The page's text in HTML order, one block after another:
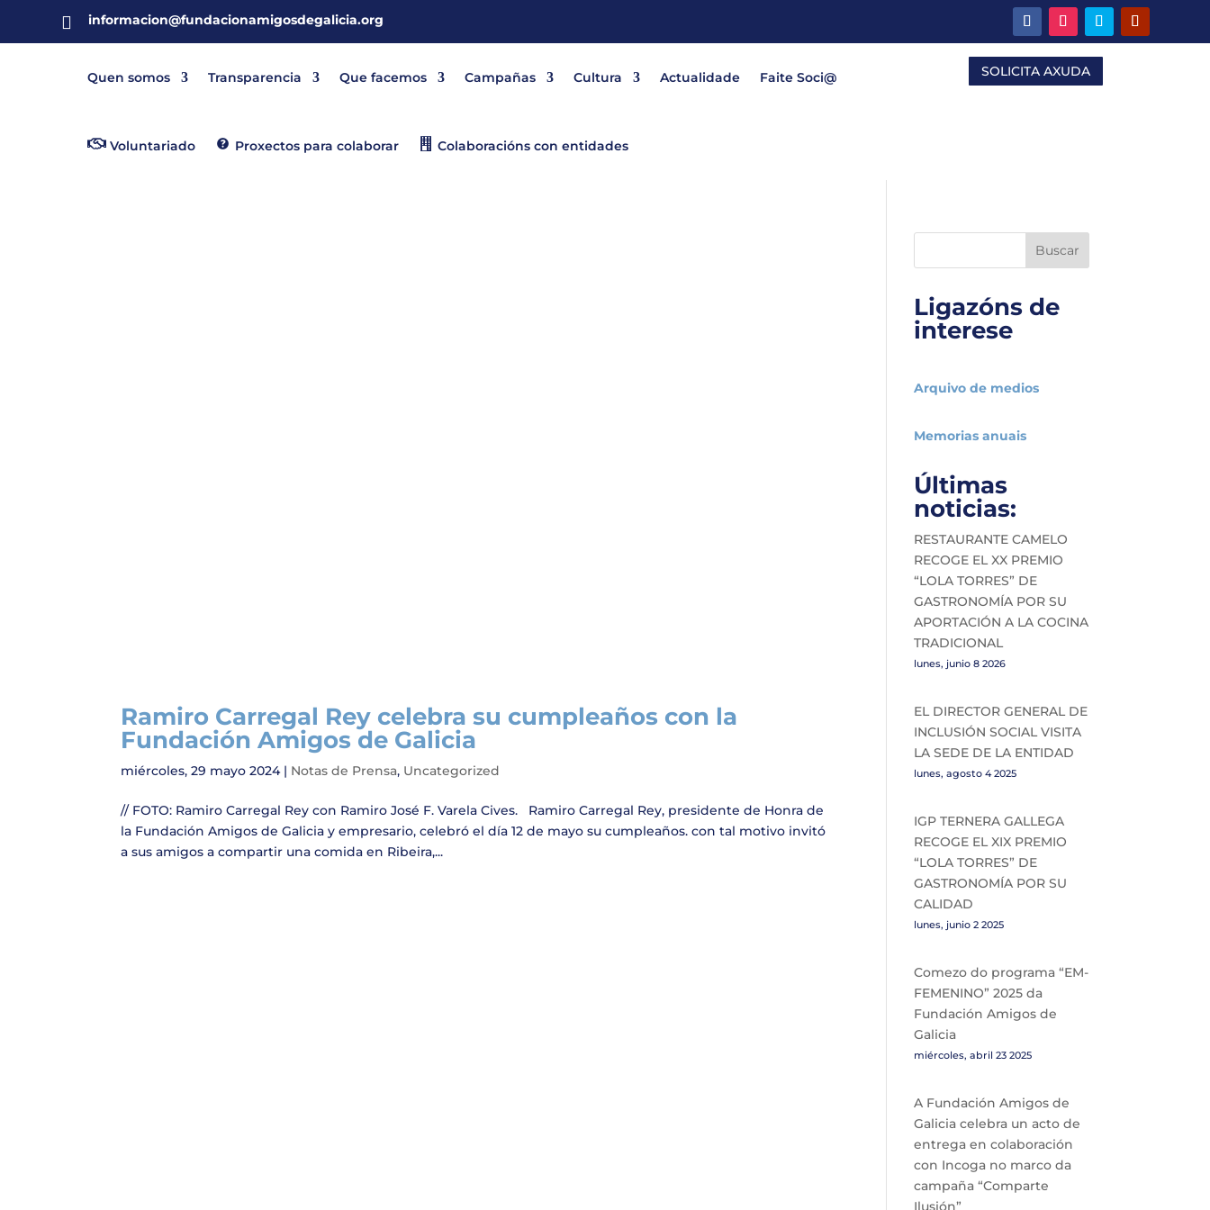
 informacion@fundacionamigosdegalicia.org
Quen somos Transparencia Que facemos Campañas Cultura Actualidade Faite Soci@
Voluntariado Proxectos para colaborar Colaboracións con entidades
SOLICITA AXUDA
Ramiro Carregal Rey celebra su cumpleaños con la
Fundación Amigos de Galicia
miércoles, 29 mayo 2024| Notas de Prensa, Uncategorized
// FOTO: Ramiro Carregal Rey con Ramiro José F. Varela Cives. Ramiro Carregal Rey, presidente de Honra de
la Fundación Amigos de Galicia y empresario, celebró el día 12 de mayo su cumpleaños. con tal motivo invitó
a sus amigos a compartir una comida en Ribeira,...
Buscar
Ligazóns de
interese
Arquivo de medios
Memorias anuais
Últimas
noticias:
RESTAURANTE CAMELO
RECOGE EL XX PREMIO
“LOLA TORRES” DE
GASTRONOMÍA POR SU
APORTACIÓN A LA COCINA
TRADICIONAL
lunes, junio 8 2026
EL DIRECTOR GENERAL DE
INCLUSIÓN SOCIAL VISITA
LA SEDE DE LA ENTIDAD
lunes, agosto 4 2025
IGP TERNERA GALLEGA
RECOGE EL XIX PREMIO
“LOLA TORRES” DE
GASTRONOMÍA POR SU
CALIDAD
lunes, junio 2 2025
Comezo do programa “EM-
FEMENINO” 2025 da
Fundación Amigos de
Galicia
miércoles, abril 23 2025
A Fundación Amigos de
Galicia celebra un acto de
entrega en colaboración
con Incoga no marco da
campaña “Comparte
Ilusión”